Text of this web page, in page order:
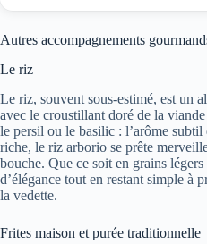
Autres accompagnements
Le riz
Le riz, souvent sous-estimé, est un
avec le croustillant doré de la
le persil ou le basilic : l’arôme
riche, le riz arborio se prête
bouche. Que ce soit en grains
d’élégance tout en restant simple à
la vedette.
Frites maison et purée traditionnelle